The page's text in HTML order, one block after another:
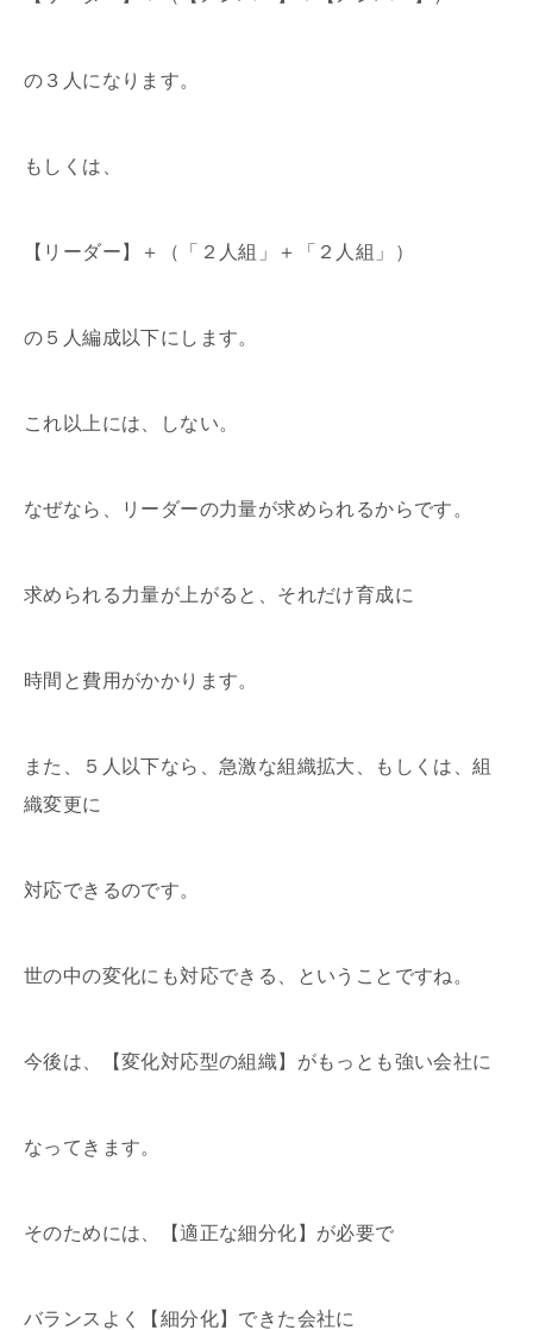
の３人になります。
もしくは、
【リーダー】＋（「２人組」＋「２人組」）
の５人編成以下にします。
これ以上には、しない。
なぜなら、リーダーの力量が求められるからです。
求められる力量が上がると、それだけ育成に
時間と費用がかかります。
また、５人以下なら、急激な組織拡大、もしくは、組
織変更に
対応できるのです。
世の中の変化にも対応できる、ということですね。
今後は、【変化対応型の組織】がもっとも強い会社に
なってきます。
そのためには、【適正な細分化】が必要で
バランスよく【細分化】できた会社に